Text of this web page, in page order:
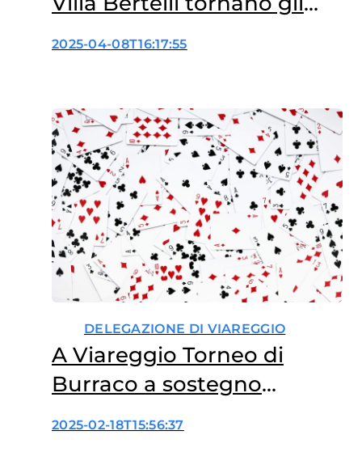
incontri divulgativi con
2025-04-08T16:17:55
DELEGAZIONE DI VIAREGGIO
A Viareggio Torneo di
Burraco a sostegno
dell’oncologia
2025-02-18T15:56:37